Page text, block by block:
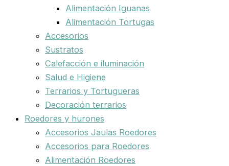
Alimentación Iguanas
Alimentación Tortugas
Accesorios
Sustratos
Calefacción e iluminación
Salud e Higiene
Terrarios y Tortugueras
Decoración terrarios
Roedores y hurones
Accesorios Jaulas Roedores
Accesorios para Roedores
Alimentación Roedores